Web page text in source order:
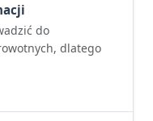
do
dlatego